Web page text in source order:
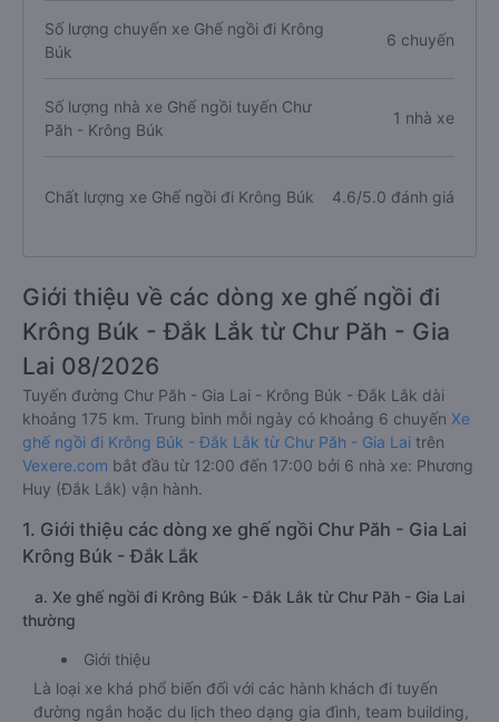
Số lượng chuyến xe Ghế ngồi đi Krông
Búk
6 chuyến
Số lượng nhà xe Ghế ngồi tuyến Chư
Păh - Krông Búk
1 nhà xe
Chất lượng xe Ghế ngồi đi Krông Búk 4.6/5.0 đánh giá
Giới thiệu về các dòng xe ghế ngồi đi
Krông Búk - Đắk Lắk từ Chư Păh - Gia
Lai 08/2026
Tuyến đường Chư Păh - Gia Lai - Krông Búk - Đắk Lắk dài
khoảng 175 km. Trung bình mỗi ngày có khoảng 6 chuyến Xe
ghế ngồi đi Krông Búk - Đắk Lắk từ Chư Păh - Gia Lai trên
Vexere.com bắt đầu từ 12:00 đến 17:00 bởi 6 nhà xe: Phương
Huy (Đắk Lắk) vận hành.
1. Giới thiệu các dòng xe ghế ngồi Chư Păh - Gia Lai
Krông Búk - Đắk Lắk
a. Xe ghế ngồi đi Krông Búk - Đắk Lắk từ Chư Păh - Gia Lai
thường
Giới thiệu
Là loại xe khá phổ biến đối với các hành khách đi tuyến
đường ngắn hoặc du lịch theo dạng gia đình, team building,